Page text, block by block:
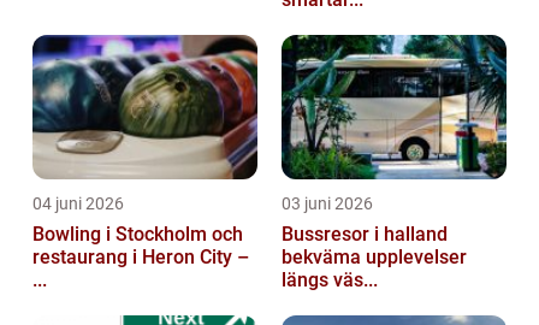
04 juni 2026
Bowling i Stockholm och
restaurang i Heron City –
...
03 juni 2026
Bussresor i halland
bekväma upplevelser
längs väs...